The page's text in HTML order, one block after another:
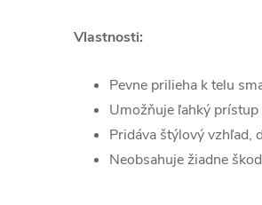
Vlastnosti:
Pevne prilieha k telu
Umožňuje ľahký
Pridáva štýlový vzhľad,
Neobsahuje žiadne